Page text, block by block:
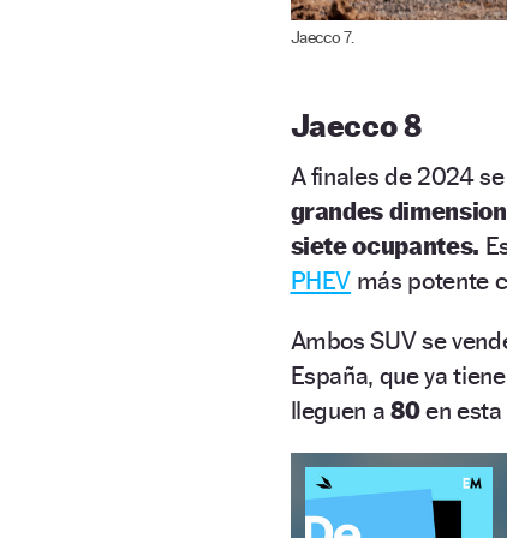
Jaecco 7.
Jaecco 8
A finales de 2024
grandes
siete ocupantes.
PHEV más potente
Ambos SUV se
España, que ya
lleguen a80en